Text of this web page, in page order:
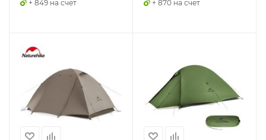
+ 849 на счет + 870 на счет